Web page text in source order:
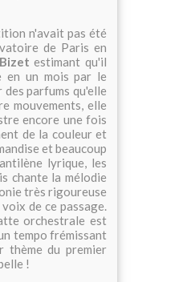
n'avait pas été
de Paris en
Bizet estimant qu'il
en un mois par le
parfums qu'elle
mouvements, elle
encore une fois
de la couleur et
et beaucoup
lyrique, les
chante la mélodie
très rigoureuse
de ce passage.
orchestrale est
tempo frémissant
thème du premier
!